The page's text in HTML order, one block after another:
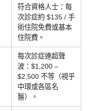
符合資格人士：每
次診症約 $135 / 手
術住院免費或基本
住院費。
每次診症連超聲
波：$1,200 –
$2,500 不等（視乎
中環或各區名
醫）。